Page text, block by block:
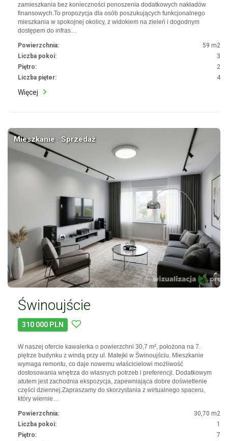
zamieszkania bez konieczności ponoszenia dodatkowych nakładów
finansowych.To propozycja dla osób poszukujących funkcjonalnego
mieszkania w spokojnej okolicy, z widokiem na zieleń i dogodnym
dostępem do infras…
Powierzchnia:
59 m2
Liczba pokoi:
3
Piętro:
2
Liczba pięter:
4
Więcej
Mieszkanie · Sprzedaż
Świnoujście
310 000 PLN
W naszej ofercie kawalerka o powierzchni 30,7 m², położona na 7.
piętrze budynku z windą przy ul. Matejki w Świnoujściu. Mieszkanie
wymaga remontu, co daje nowemu właścicielowi możliwość
dostosowania wnętrza do własnych potrzeb i preferencji. Dodatkowym
atutem jest zachodnia ekspozycja, zapewniająca dobre doświetlenie
części dziennej.Zapraszamy do skorzystania z wirtualnego spaceru,
który wiernie…
Powierzchnia:
30,70 m2
Liczba pokoi:
1
Piętro:
7